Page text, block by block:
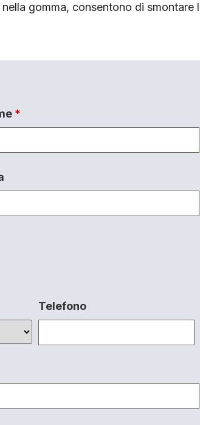
gomma, consentono di smontare
*
Telefono